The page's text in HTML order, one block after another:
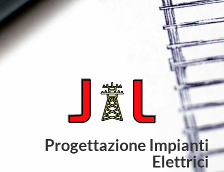
Progettazione Impianti
Elettrici